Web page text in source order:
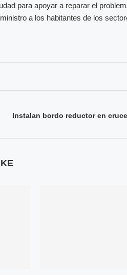
para apoyar a reparar el
a los habitantes de los
Instalan bordo reductor en